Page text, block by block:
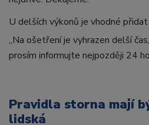
U delších výkonů je vhodné
„Na ošetření je vyhrazen delší
prosím informujte nejpozději 24
Pravidla storna mají
lidská